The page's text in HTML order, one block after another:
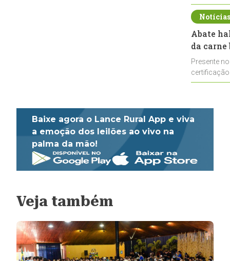
de leite cru
Abate
da
Presente
Baixe agora o Lance Rural App e viva
a emoção dos leilões ao vivo na
palma da mão!
Veja também